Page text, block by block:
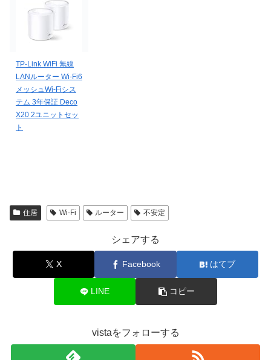
TP-Link WiFi 無線
LANルーター Wi-Fi6
メッシュWi-Fiシス
テム 3年保証 Deco
X20 2ユニットセッ
ト
住居 Wi-Fi ルーター 不安定
シェアする
X Facebook はてブ
LINE コピー
vistaをフォローする